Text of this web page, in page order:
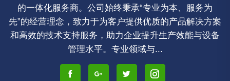
的一体化服务商。公司始终秉承“专业为本、服务为
先”的经营理念，致力于为客户提供优质的产品解决方案
和高效的技术支持服务，助力企业提升生产效能与设备
管理水平。专业领域与...